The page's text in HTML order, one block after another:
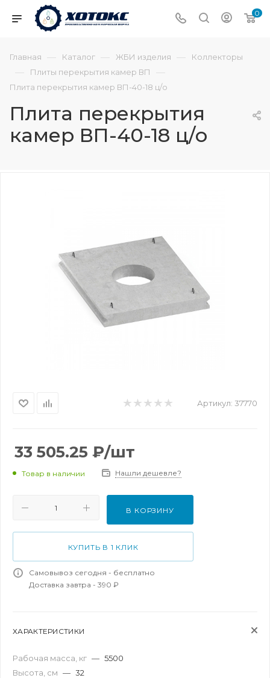
0
Главная — Каталог — ЖБИ изделия — Коллекторы
— Плиты перекрытия камер ВП —
Плита перекрытия камер ВП-40-18 ц/о
Плита перекрытия
камер ВП-40-18 ц/о
Артикул: 37770
33 505.25 ₽/шт
Товар в наличии Нашли дешевле?
В КОРЗИНУ
КУПИТЬ В 1 КЛИК
Самовывоз сегодня - бесплатно
Доставка завтра - 390 ₽
ХАРАКТЕРИСТИКИ
Рабочая масса, кг — 5500
Высота, см — 32